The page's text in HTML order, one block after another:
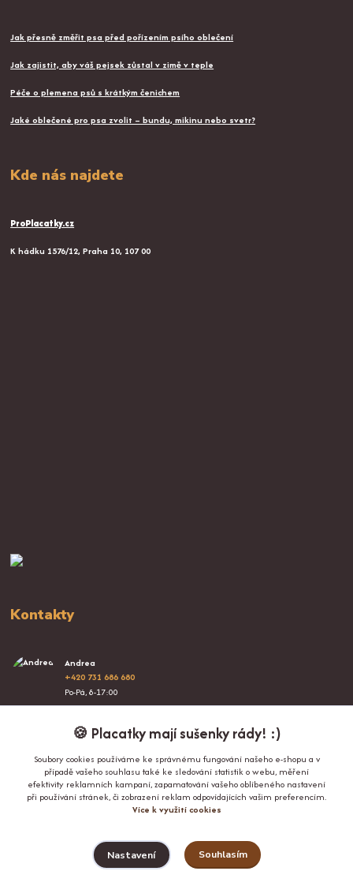
Jak přesně změřit psa před pořízením psího oblečení
Jak zajistit, aby váš pejsek zůstal v zimě v teple
Péče o plemena psů s krátkým čenichem
Jaké oblečené pro psa zvolit – bundu, mikinu nebo svetr?
Kde nás najdete
ProPlacatky.cz
K hádku 1576/12, Praha 10, 107 00
Kontakty
Andrea
+420 731 686 680
Po-Pá, 8-17:00
info@proplacatky.cz
Upravit sběr cookies.
🍪 Placatky mají sušenky rády! :)
Soubory cookies používáme ke správnému fungování našeho e-shopu a v
případě vašeho souhlasu také ke sledování statistik o webu, měření
efektivity reklamních kampaní, zapamatování vašeho oblíbeného nastavení
při používání stránek, či zobrazení reklam odpovídajících vašim preferencím.
Více k využití cookies
Nastavení Souhlasím